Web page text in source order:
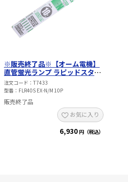
※販売終了品※【オーム電機】
直管蛍光ランプ ラピッドスター
ト形 3波長タイプ 40W（昼白
色）10本パック FLR40S EX-N/M
10P
注文コード
T7433
型番
FLR40S EX-N/M 10P
販売終了品
お気に入り
6,930 円（税込）